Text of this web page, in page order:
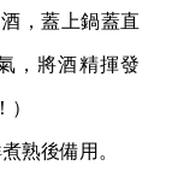
，蓋上鍋蓋直
，將酒精揮發
熟後備用。